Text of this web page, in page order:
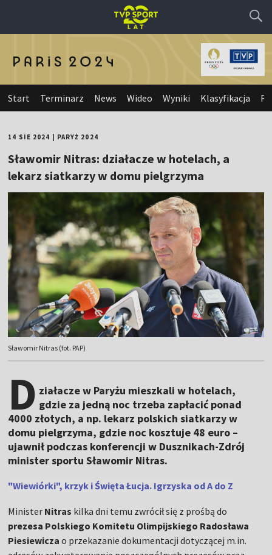
Start Terminarz News Wideo Wyniki Klasyfikacja
14 SIE 2024 PARYŻ 2024
Sławomir Nitras: działacze w hotelach, a
lekarz siatkarzy w domu pielgrzyma
Sławomir Nitras (fot. PAP)
D ziałacze w Paryżu mieszkali w hotelach,
gdzie za jedną noc trzeba zapłacić ponad
4000 złotych, a np. lekarz polskich siatkarzy w
domu pielgrzyma, gdzie noc kosztuje 48 euro –
ujawnił podczas konferencji w Dusznikach-Zdrój
minister sportu Sławomir Nitras.
"Wiewiórki", krzyk i Święta Łucja. Igrzyska od A do Z
Minister Nitras kilka dni temu zwrócił się z prośbą do
prezesa Polskiego Komitetu Olimpijskiego Radosława
Piesiewicza o przekazanie dokumentacji dotyczącej m.in.